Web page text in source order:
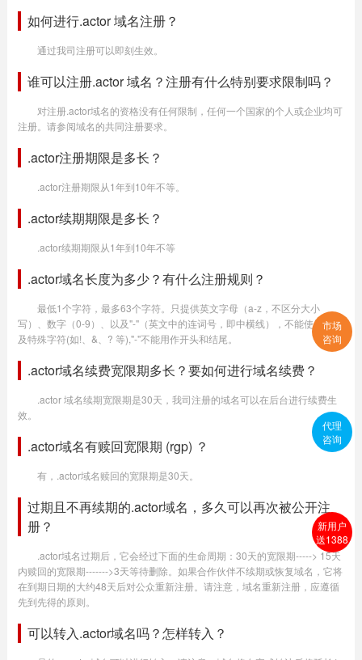
如何进行.actor 域名注册？
通过我司注册可以即刻生效。
谁可以注册.actor 域名？注册有什么特别要求限制吗？
对注册.actor域名的资格没有任何限制，任何一个国家的个人或企业均可
注册。请参阅域名的共同注册要求。
.actor注册期限是多长？
.actor注册期限从1年到10年不等。
.actor续期期限是多长？
.actor续期期限从1年到10年不等
.actor域名长度为多少？有什么注册规则？
最低1个字符，最多63个字符。只提供英文字母（a-z，不区分大小
写）、数字（0-9）、以及"-"（英文中的连词号，即中横线），不能使用空格
及特殊字符(如!、&、? 等),"-"不能用作开头和结尾。
.actor域名续费宽限期多长？要如何进行域名续费？
.actor 域名续期宽限期是30天，我司注册的域名可以在后台进行续费生
效。
.actor域名有赎回宽限期 (rgp) ？
有，.actor域名赎回的宽限期是30天。
过期且不再续期的.actor域名，多久可以再次被公开注
册？
.actor域名过期后，它会经过下面的生命周期：30天的宽限期-----> 15天
内赎回的宽限期------->3天等待删除。如果合作伙伴不续期或恢复域名，它将
在到期日期的大约48天后对公众重新注册。请注意，域名重新注册，应遵循
先到先得的原则。
可以转入.actor域名吗？怎样转入？
市场
咨询
代理
咨询
新用户
送1388